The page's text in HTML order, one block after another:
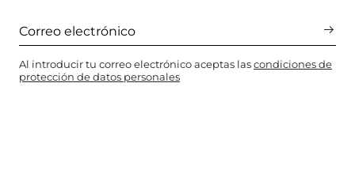
Al introducir tu correo electrónico aceptas lascondiciones de
protección de datos personales